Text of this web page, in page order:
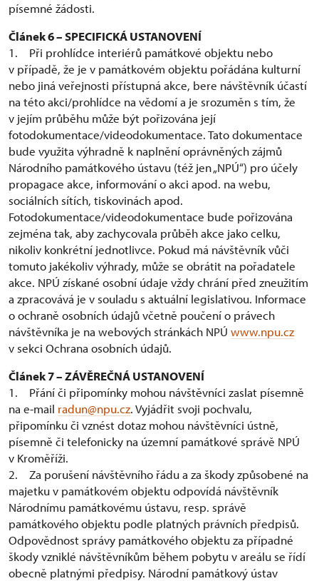
písemné žádosti.
Článek 6 – SPECIFICKÁ USTANOVENÍ
1. Při prohlídce interiérů památkové objektu nebo
v případě, že je v památkovém objektu pořádána kulturní
nebo jiná veřejnosti přístupná akce, bere návštěvník účastí
na této akci/prohlídce na vědomí a je srozuměn s tím, že
v jejím průběhu může být pořizována její
fotodokumentace/videodokumentace. Tato dokumentace
bude využita výhradně k naplnění oprávněných zájmů
Národního památkového ústavu (též jen „NPÚ“) pro účely
propagace akce, informování o akci apod. na webu,
sociálních sítích, tiskovinách apod.
Fotodokumentace/videodokumentace bude pořizována
zejména tak, aby zachycovala průběh akce jako celku,
nikoliv konkrétní jednotlivce. Pokud má návštěvník vůči
tomuto jakékoliv výhrady, může se obrátit na pořadatele
akce. NPÚ získané osobní údaje vždy chrání před zneužitím
a zpracovává je v souladu s aktuální legislativou. Informace
o ochraně osobních údajů včetně poučení o právech
návštěvníka je na webových stránkách NPÚ www.npu.cz
v sekci Ochrana osobních údajů.
Článek 7 – ZÁVĚREČNÁ USTANOVENÍ
1. Přání či připomínky mohou návštěvníci zaslat písemně
na e-mail radun@npu.cz. Vyjádřit svoji pochvalu,
připomínku či vznést dotaz mohou návštěvníci ústně,
písemně či telefonicky na územní památkové správě NPÚ
v Kroměříži.
2. Za porušení návštěvního řádu a za škody způsobené na
majetku v památkovém objektu odpovídá návštěvník
Národnímu památkovému ústavu, resp. správě
památkového objektu podle platných právních předpisů.
Odpovědnost správy památkového objektu za případné
škody vzniklé návštěvníkům během pobytu v areálu se řídí
obecně platnými předpisy. Národní památkový ústav